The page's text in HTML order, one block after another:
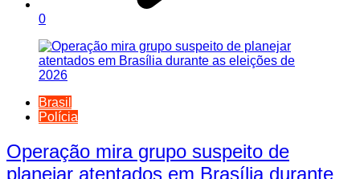
0
Brasil
Polícia
Operação mira grupo suspeito de
planejar atentados em Brasília durante